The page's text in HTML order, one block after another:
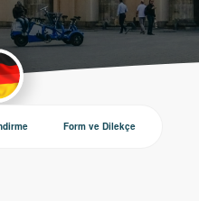
Form ve Dilekçe